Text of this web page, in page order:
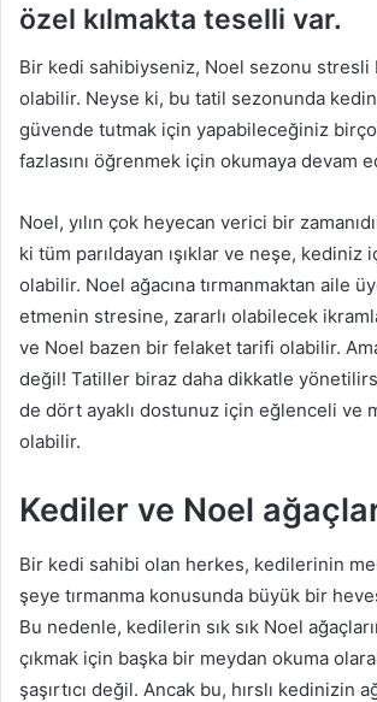
özel kılmakta teselli var.
Bir kedi sahibiyseniz, Noel sezonu stresli
olabilir. Neyse ki, bu tatil sezonunda
güvende tutmak için yapabileceğiniz
fazlasını öğrenmek için okumaya devam
Noel, yılın çok heyecan verici bir
ki tüm parıldayan ışıklar ve neşe, kediniz
olabilir. Noel ağacına tırmanmaktan aile
etmenin stresine, zararlı olabilecek
ve Noel bazen bir felaket tarifi olabilir.
değil! Tatiller biraz daha dikkatle
de dört ayaklı dostunuz için eğlenceli ve
olabilir.
Kediler ve Noel
Bir kedi sahibi olan herkes, kedilerinin
şeye tırmanma konusunda büyük bir
Bu nedenle, kedilerin sık sık Noel
çıkmak için başka bir meydan okuma
şaşırtıcı değil. Ancak bu, hırslı kedinizin